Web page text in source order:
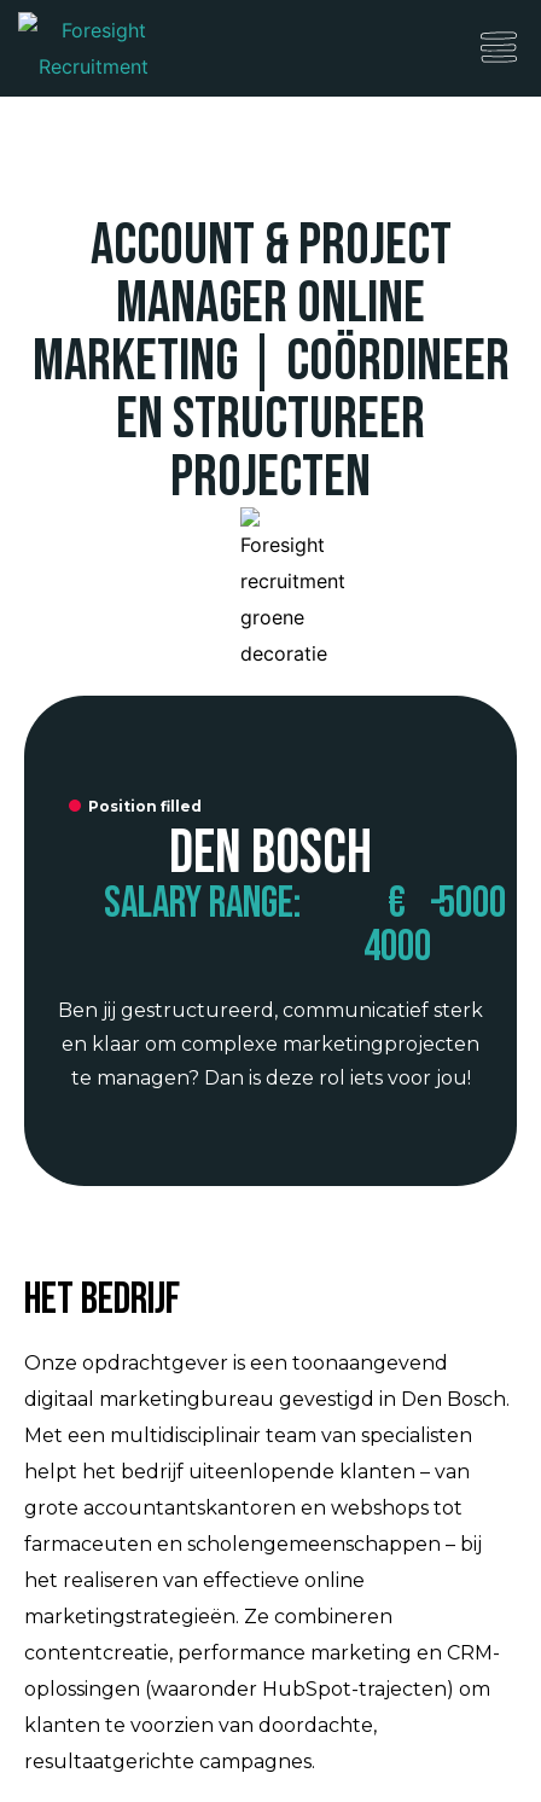
Account & Project
Manager Online
Marketing | Coördineer
en structureer
projecten
Position filled
Den Bosch
Salary range:
€
4000
-5000
Ben jij gestructureerd, communicatief sterk
en klaar om complexe marketingprojecten
te managen? Dan is deze rol iets voor jou!
Het bedrijf
Onze opdrachtgever is een toonaangevend
digitaal marketingbureau gevestigd in Den Bosch.
Met een multidisciplinair team van specialisten
helpt het bedrijf uiteenlopende klanten – van
grote accountantskantoren en webshops tot
farmaceuten en scholengemeenschappen – bij
het realiseren van effectieve online
marketingstrategieën. Ze combineren
contentcreatie, performance marketing en CRM-
oplossingen (waaronder HubSpot-trajecten) om
klanten te voorzien van doordachte,
resultaatgerichte campagnes.